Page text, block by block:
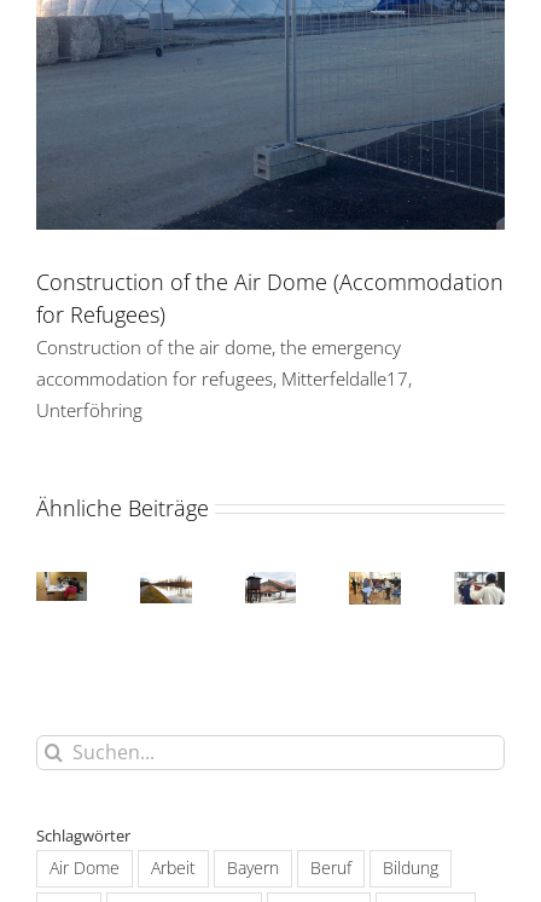
Construction of the Air Dome (Accommodation
for Refugees)
Construction of the air dome, the emergency
accommodation for refugees, Mitterfeldalle17,
Unterföhring
Ähnliche Beiträge
Volunteers
report:
Unterföhring
Volunteers
report:
Suche
nach:
Schlagwörter
Air Dome
Arbeit Bayern Beruf
Bildung